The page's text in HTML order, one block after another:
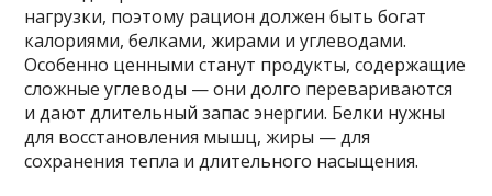
нагрузки, поэтому рацион должен быть богат
калориями, белками, жирами и углеводами.
Особенно ценными станут продукты, содержащие
сложные углеводы — они долго перевариваются
и дают длительный запас энергии. Белки нужны
для восстановления мышц, жиры — для
сохранения тепла и длительного насыщения.